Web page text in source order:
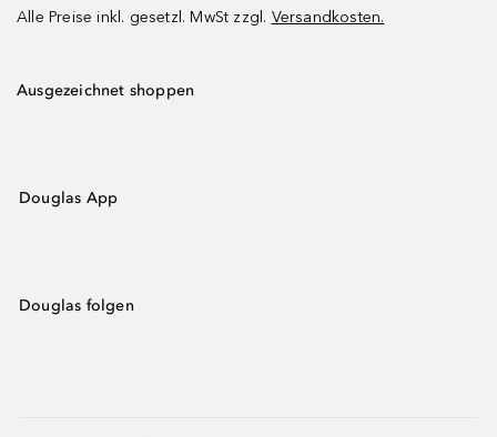
Alle Preise inkl. gesetzl. MwSt zzgl. Versandkosten.
Ausgezeichnet shoppen
Douglas App
Douglas folgen